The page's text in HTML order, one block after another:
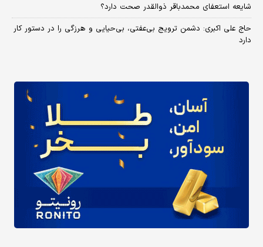
شایعه استعفای محمدباقر ذوالقدر صحت دارد؟
حاج علی اکبری: دشمن ترویج بی‌عفتی، بی‌حیایی و هرزگی را در دستور کار
دارد